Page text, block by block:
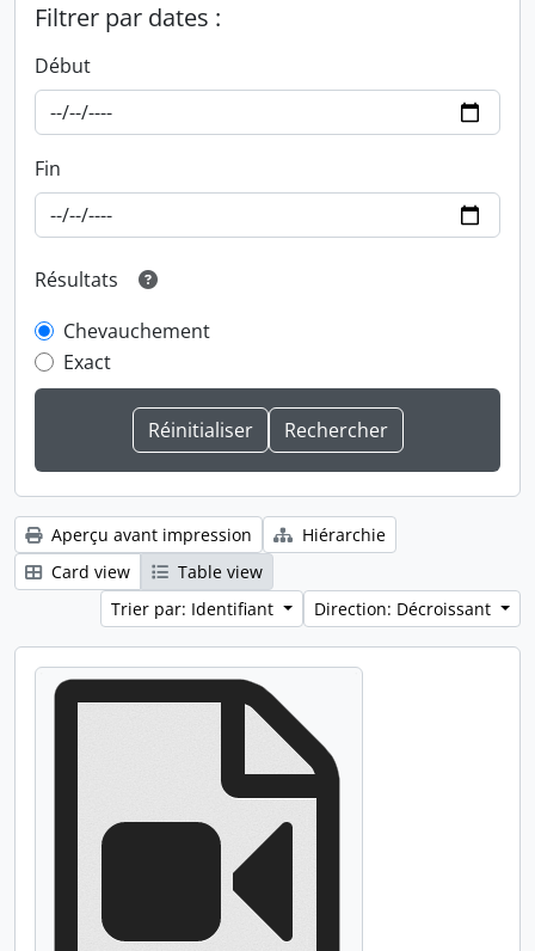
Filtrer par dates :
Début
Fin
Résultats
Chevauchement
Exact
Aperçu avant impression
Hiérarchie
Card view
Table view
Trier par: Identifiant
Direction: Décroissant